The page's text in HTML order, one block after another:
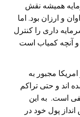
همیشه نقش
و ارزان بود. اما
داری را کنترل
و آنچه کمیاب است
مجبور به
اند و حتی تراکم
است. به این
پول خود در